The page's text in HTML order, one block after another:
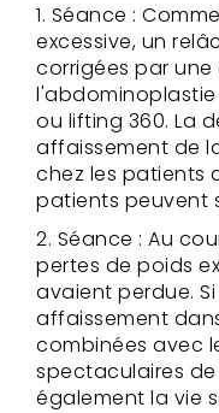
Séance :
excessive, un
corrigées par
ou lifting 360. La
affaissement de
chez les patients
patients peuvent
Séance : Au
pertes de poids
avaient perdue.
affaissement
combinées avec
spectaculaires
également la vie